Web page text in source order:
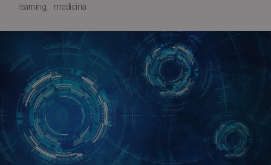
learning
medicina